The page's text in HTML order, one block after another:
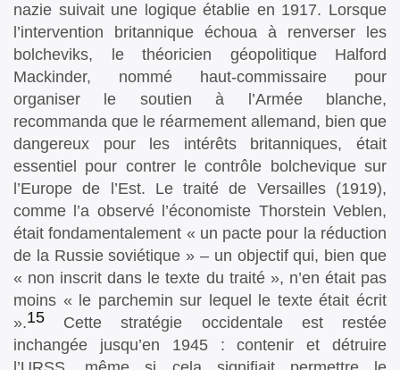
nazie suivait une logique établie en 1917. Lorsque
l’intervention britannique échoua à renverser les
bolcheviks, le théoricien géopolitique Halford
Mackinder, nommé haut-commissaire pour
organiser le soutien à l’Armée blanche,
recommanda que le réarmement allemand, bien que
dangereux pour les intérêts britanniques, était
essentiel pour contrer le contrôle bolchevique sur
l’Europe de l’Est. Le traité de Versailles (1919),
comme l’a observé l’économiste Thorstein Veblen,
était fondamentalement « un pacte pour la réduction
de la Russie soviétique » – un objectif qui, bien que
« non inscrit dans le texte du traité », n’en était pas
moins « le parchemin sur lequel le texte était écrit
».15 Cette stratégie occidentale est restée
inchangée jusqu’en 1945 : contenir et détruire